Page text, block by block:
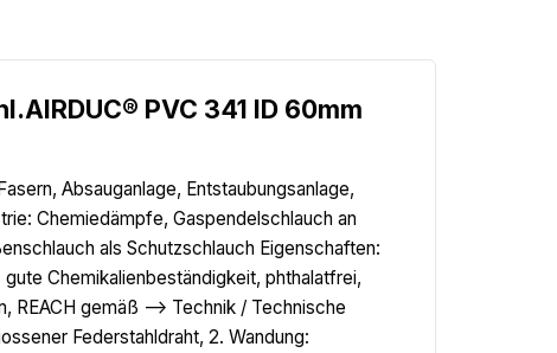
PVC 341 ID 60mm
Absauganlage, Entstaubungsanlage,
Chemiedämpfe, Gaspendelschlauch an
als Schutzschlauch Eigenschaften:
Chemikalienbeständigkeit, phthalatfrei,
REACH gemäß --> Technik / Technische
Federstahldraht, 2. Wandung: